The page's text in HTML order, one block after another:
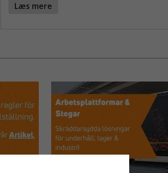
SLAGBESKYTTENDE
professionelle inden for industri, byggeri
skærebeskyttelse niveau E og fleksibel
håndryggen beskyttes hænderne effektivt
snitskader og slag.
Den dobbelte nitrilbelægning med Super
giver et sikkert greb i både tørre og våde
Belægningen har samtidig høj
slid og perforering, hvilket giver længere
Læs mere